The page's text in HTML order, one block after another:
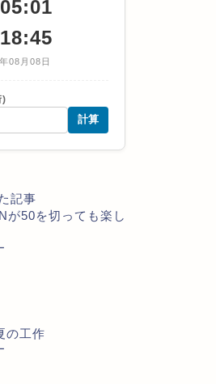
05:01
18:45
08月08日
)
計算
記事
が50を切っても楽し
の工作